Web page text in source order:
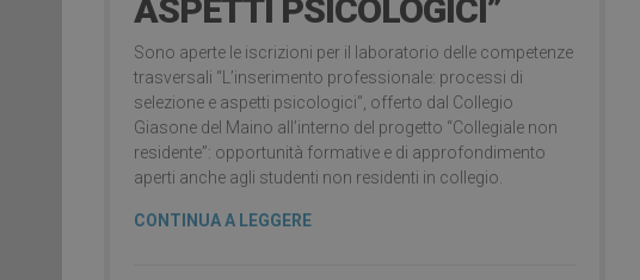
ASPETTI PSICOLOGICI”
Sono aperte le iscrizioni per il laboratorio delle competenze
trasversali “L’inserimento professionale: processi di
selezione e aspetti psicologici”, offerto dal Collegio
Giasone del Maino all’interno del progetto “Collegiale non
residente”: opportunità formative e di approfondimento
aperti anche agli studenti non residenti in collegio.
CONTINUA A LEGGERE